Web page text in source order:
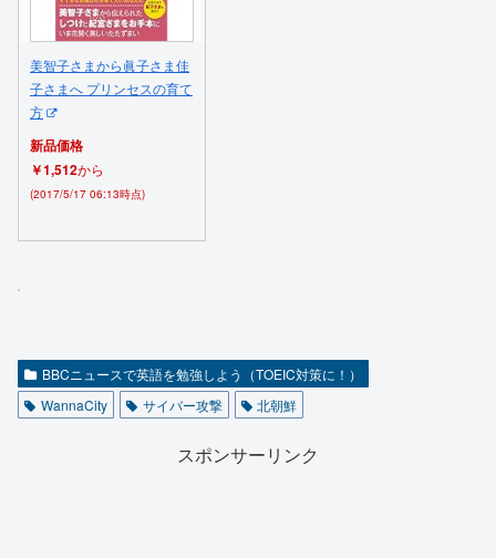
美智子さまから眞子さま佳
子さまへ プリンセスの育て
方
新品価格
￥1,512から
(2017/5/17 06:13時点)
BBCニュースで英語を勉強しよう（TOEIC対策に！）
WannaCity
サイバー攻撃 北朝鮮
スポンサーリンク